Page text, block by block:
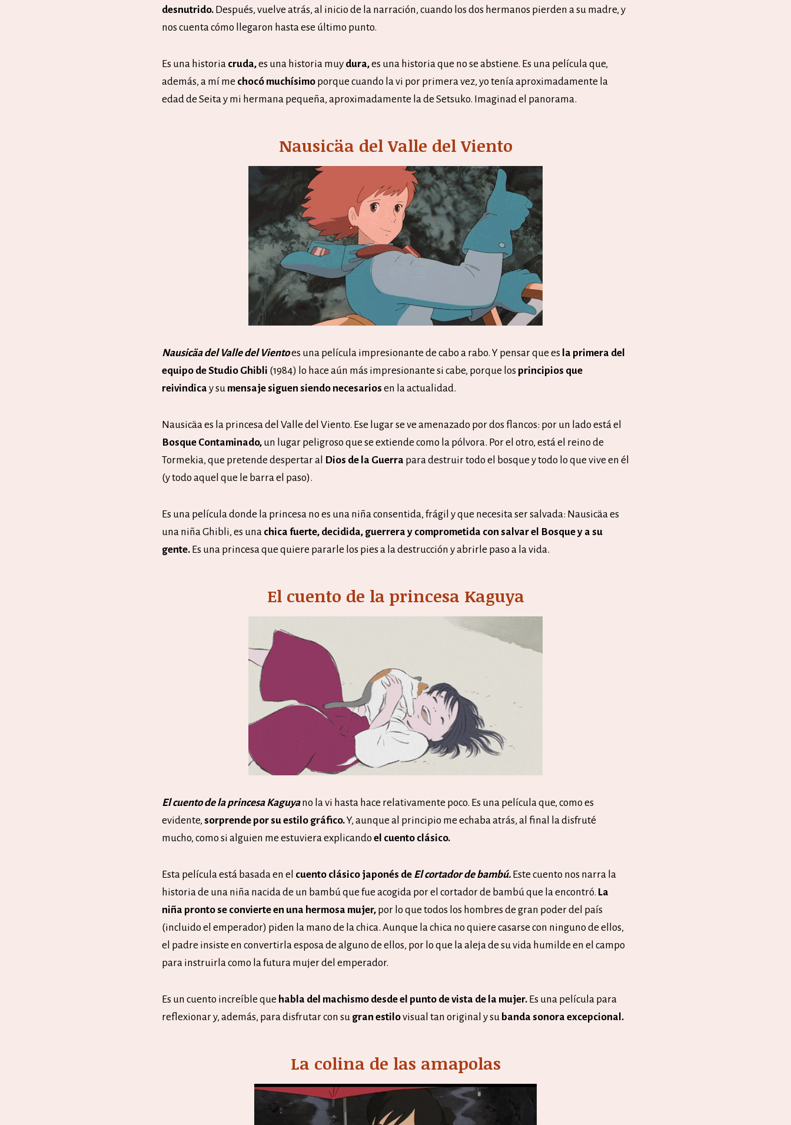
desnutrido. Después, vuelve atrás, al inicio de la narración, cuando los dos hermanos pierden a su madre, y
nos cuenta cómo llegaron hasta ese último punto.
Es una historia cruda,es una historia muy dura,es una historia que no se abstiene. Es una película que,
además, a mí me chocó muchísimo porque cuando la vi por primera vez, yo tenía aproximadamente la
edad de Seita y mi hermana pequeña, aproximadamente la de Setsuko. Imaginad el panorama.
Nausicäa del Valle del Viento
Nausicäa del Valle del Vientoes una película impresionante de cabo a rabo. Y pensar que es la primera del
equipo de Studio Ghibli (1984) lo hace aún más impresionante si cabe, porque los principios que
reivindica y su mensaje siguen siendo necesarios en la actualidad.
Nausicäa es la princesa del Valle del Viento. Ese lugar se ve amenazado por dos flancos: por un lado está el
Bosque Contaminado, un lugar peligroso que se extiende como la pólvora. Por el otro, está el reino de
Tormekia, que pretende despertar al Dios de la Guerra para destruir todo el bosque y todo lo que vive en él
(y todo aquel que le barra el paso).
Es una película donde la princesa no es una niña consentida, frágil y que necesita ser salvada: Nausicäa es
una niña Ghibli, es una chica fuerte, decidida, guerrera y comprometida con salvar el Bosque y a su
gente. Es una princesa que quiere pararle los pies a la destrucción y abrirle paso a la vida.
El cuento de la princesa Kaguya
El cuento de la princesa Kaguyano la vi hasta hace relativamente poco. Es una película que, como es
evidente, sorprende por su estilo gráfico.Y, aunque al principio me echaba atrás, al final la disfruté
mucho, como si alguien me estuviera explicando el cuento clásico.
Esta película está basada en el cuento clásico japonés de El cortador de bambú. Este cuento nos narra la
historia de una niña nacida de un bambú que fue acogida por el cortador de bambú que la encontró. La
niña pronto se convierte en una hermosa mujer, por lo que todos los hombres de gran poder del país
(incluido el emperador) piden la mano de la chica. Aunque la chica no quiere casarse con ninguno de ellos,
el padre insiste en convertirla esposa de alguno de ellos, por lo que la aleja de su vida humilde en el campo
para instruirla como la futura mujer del emperador.
Es un cuento increíble que habla del machismo desde el punto de vista de la mujer. Es una película para
reflexionar y, además, para disfrutar con su gran estilovisual tan original y su banda sonora excepcional.
La colina de las amapolas